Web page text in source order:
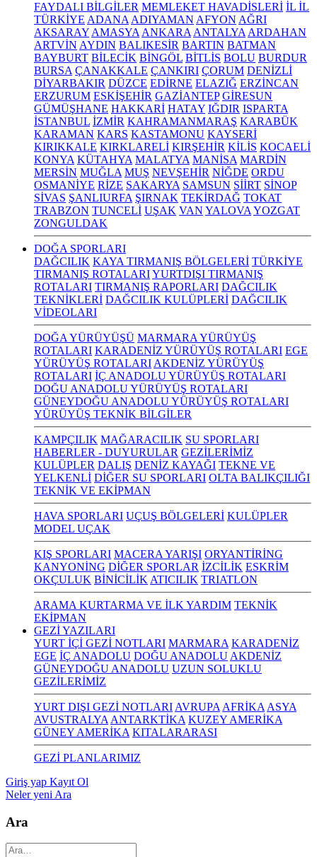
FAYDALI BİLGİLER MEMLEKET HAVADİSLERİ İL İL
TÜRKİYE ADANA ADIYAMAN AFYON AĞRI
AKSARAY AMASYA ANKARA ANTALYA ARDAHAN
ARTVİN AYDIN BALIKESİR BARTIN BATMAN
BAYBURT BİLECİK BİNGÖL BİTLİS BOLU BURDUR
BURSA ÇANAKKALE ÇANKIRI ÇORUM DENİZLİ
DİYARBAKIR DÜZCE EDİRNE ELAZIĞ ERZİNCAN
ERZURUM ESKİŞEHİR GAZİANTEP GİRESUN
GÜMÜŞHANE HAKKARİ HATAY IĞDIR ISPARTA
İSTANBUL İZMİR KAHRAMANMARAŞ KARABÜK
KARAMAN KARS KASTAMONU KAYSERİ
KIRIKKALE KIRKLARELİ KIRŞEHİR KİLİS KOCAELİ
KONYA KÜTAHYA MALATYA MANİSA MARDİN
MERSİN MUĞLA MUŞ NEVŞEHİR NİĞDE ORDU
OSMANİYE RİZE SAKARYA SAMSUN SİİRT SİNOP
SİVAS ŞANLIURFA ŞIRNAK TEKİRDAĞ TOKAT
TRABZON TUNCELİ UŞAK VAN YALOVA YOZGAT
ZONGULDAK
DOĞA SPORLARI
DAĞCILIK KAYA TIRMANIŞ BÖLGELERİ TÜRKİYE
TIRMANIŞ ROTALARIYURTDIŞI TIRMANIŞ
ROTALARI TIRMANIŞ RAPORLARI DAĞCILIK
TEKNİKLERİ DAĞCILIK KULÜPLERİ DAĞCILIK
VİDEOLARI
DOĞA YÜRÜYÜŞÜ MARMARA YÜRÜYÜŞ
ROTALARI KARADENİZ YÜRÜYÜŞ ROTALARI EGE
YÜRÜYÜŞ ROTALARI AKDENİZ YÜRÜYÜŞ
ROTALARI İÇ ANADOLU YÜRÜYÜŞ ROTALARI
DOĞU ANADOLU YÜRÜYÜŞ ROTALARI
GÜNEYDOĞU ANADOLU YÜRÜYÜŞ ROTALARI
YÜRÜYÜŞ TEKNİK BİLGİLER
KAMPÇILIK MAĞARACILIK SU SPORLARI
HABERLER - DUYURULAR GEZİLERİMİZ
KULÜPLER DALIŞ DENİZ KAYAĞI TEKNE VE
YELKENLİ DİĞER SU SPORLARI OLTA BALIKÇILIĞI
TEKNİK VE EKİPMAN
HAVA SPORLARI UÇUŞ BÖLGELERİ KULÜPLER
MODEL UÇAK
KIŞ SPORLARI MACERA YARIŞI ORYANTİRİNG
KANYONİNG DİĞER SPORLAR İZCİLİK ESKRİM
OKÇULUK BİNİCİLİK ATICILIK TRIATLON
ARAMA KURTARMA VE İLK YARDIM TEKNİK
EKİPMAN
GEZİ YAZILARI
YURT İÇİ GEZİ NOTLARI MARMARA KARADENİZ
EGE İÇ ANADOLU DOĞU ANADOLU AKDENİZ
GÜNEYDOĞU ANADOLU UZUN SOLUKLU
GEZİLERİMİZ
YURT DIŞI GEZİ NOTLARI AVRUPA AFRİKA ASYA
AVUSTRALYA ANTARKTİKA KUZEY AMERİKA
GÜNEY AMERİKA KITALARARASI
GEZİ PLANLARIMIZ
Giriş yap Kayıt Ol
Neler yeni Ara
Ara